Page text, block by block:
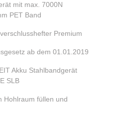
mit max. 7000N
PET Band
Premium
ab dem 01.01.2019
Akku Stahlbandgerät
SLB
Hohlraum füllen und